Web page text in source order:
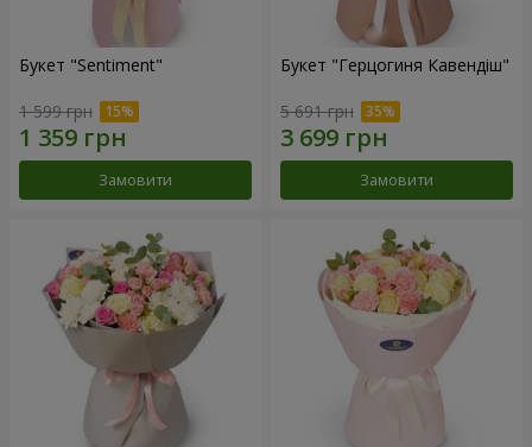
Букет "Sentiment"
1 599 грн
Замовити
Букет "Герцогиня Кавендіш"
5 691 грн
Замовити